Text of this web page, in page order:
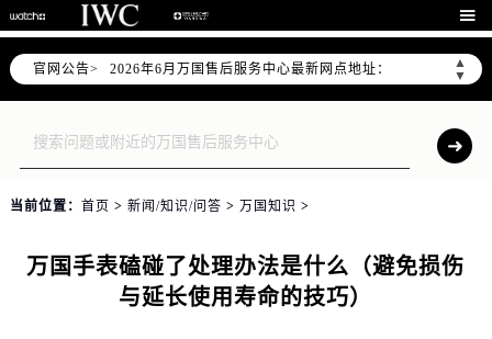

官网公告>
▲
▼
2026年6月万国上海市售后服务网络优化升级公告
2026年6月上海市万国官方售后客户服务热线：400-992-7093
2026年6月万国售后服务中心最新网点地址：
上海市徐汇区虹桥路3号港汇中心写字楼2座37层3705室（需提前预约）
当前位置： 首页 > 新闻/知识/问答 > 万国知识 >
万国手表磕碰了处理办法是什么（避免损伤
与延长使用寿命的技巧）